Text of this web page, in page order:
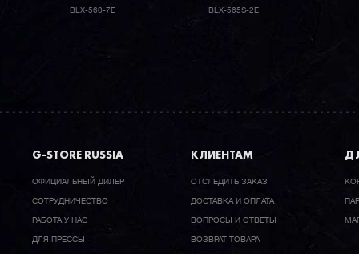
BLX-560-7E BLX-565S-2E
G-STORE RUSSIA
ОФИЦИАЛЬНЫЙ ДИЛЕР
CОТРУДНИЧЕСТВО
РАБОТА У НАС
ДЛЯ ПРЕССЫ
КЛИЕНТАМ
ОТСЛЕДИТЬ ЗАКАЗ
ДОСТАВКА И ОПЛАТА
ВОПРОСЫ И ОТВЕТЫ
ВОЗВРАТ ТОВАРА